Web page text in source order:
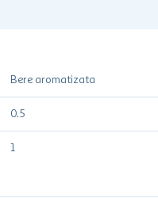
Bere aromatizata
0.5
1